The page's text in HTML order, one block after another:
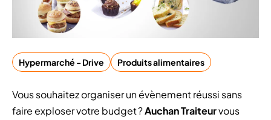
Hypermarché - Drive Produits alimentaires
Vous souhaitez organiser un évènement réussi sans
faire exploser votre budget ?Auchan Traiteurvous